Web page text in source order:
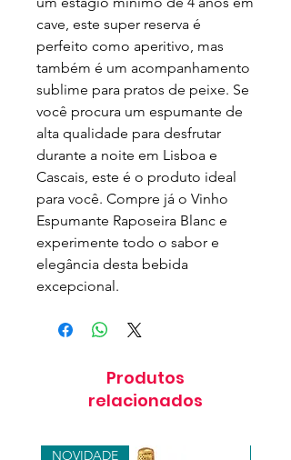
cave, este super reserva é
perfeito como aperitivo, mas
também é um acompanhamento
sublime para pratos de peixe. Se
você procura um espumante de
alta qualidade para desfrutar
durante a noite em Lisboa e
Cascais, este é o produto ideal
para você. Compre já o Vinho
Espumante Raposeira Blanc e
experimente todo o sabor e
elegância desta bebida
excepcional.
Produtos
relacionados
NOVIDADE